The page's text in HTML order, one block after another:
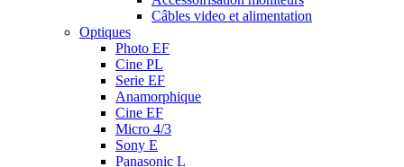
Câbles video et alimentation
Optiques
Photo EF
Cine PL
Serie EF
Anamorphique
Cine EF
Micro 4/3
Sony E
Panasonic L